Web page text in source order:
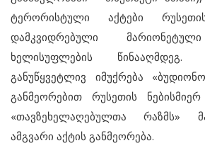
ტერორისტული აქტები
დამკვიდრებული
ხელისუფლების წინააღმდეგ.
განუწყვეტლივ იმუქრება
განმეორებით რუსეთის
«თავზეხელაღებულთა რაზმს»
ამგვარი აქტის განმეორება.